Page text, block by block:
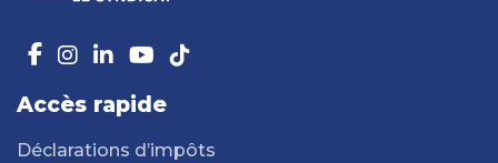
Accès rapide
Déclarations d’impôts